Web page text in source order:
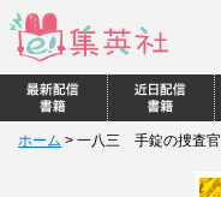
ホーム > 一八三 手錠の捜査官